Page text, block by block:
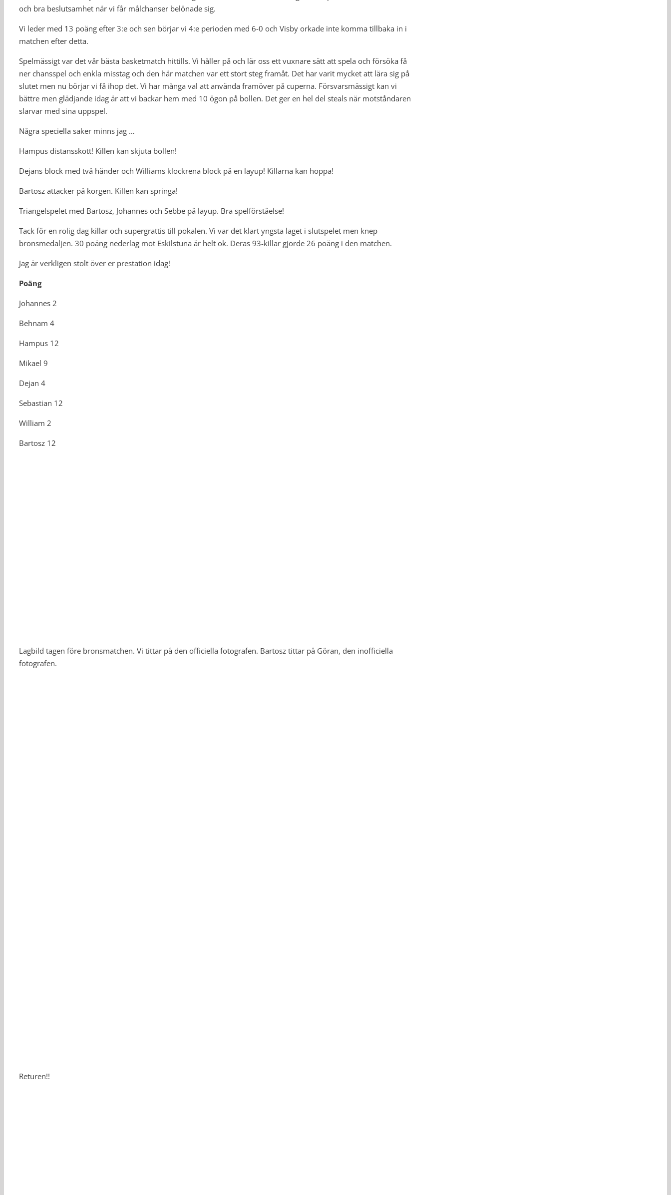
och bra beslutsamhet när vi får målchanser belönade sig.
Vi leder med 13 poäng efter 3:e och sen börjar vi 4:e perioden med 6-0 och Visby orkade inte komma tillbaka in i
matchen efter detta.
Spelmässigt var det vår bästa basketmatch hittills. Vi håller på och lär oss ett vuxnare sätt att spela och försöka få
ner chansspel och enkla misstag och den här matchen var ett stort steg framåt. Det har varit mycket att lära sig på
slutet men nu börjar vi få ihop det. Vi har många val att använda framöver på cuperna. Försvarsmässigt kan vi
bättre men glädjande idag är att vi backar hem med 10 ögon på bollen. Det ger en hel del steals när motståndaren
slarvar med sina uppspel.
Några speciella saker minns jag …
Hampus distansskott! Killen kan skjuta bollen!
Dejans block med två händer och Williams klockrena block på en layup! Killarna kan hoppa!
Bartosz attacker på korgen. Killen kan springa!
Triangelspelet med Bartosz, Johannes och Sebbe på layup. Bra spelförståelse!
Tack för en rolig dag killar och supergrattis till pokalen. Vi var det klart yngsta laget i slutspelet men knep
bronsmedaljen. 30 poäng nederlag mot Eskilstuna är helt ok. Deras 93-killar gjorde 26 poäng i den matchen.
Jag är verkligen stolt över er prestation idag!
Poäng
Johannes 2
Behnam 4
Hampus 12
Mikael 9
Dejan 4
Sebastian 12
William 2
Bartosz 12
Lagbild tagen före bronsmatchen. Vi tittar på den officiella fotografen. Bartosz tittar på Göran, den inofficiella
fotografen.
Returen!!